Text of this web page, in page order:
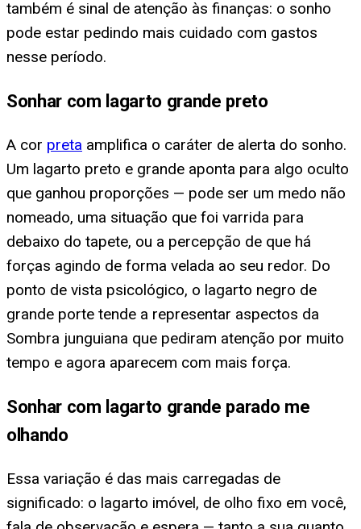
também é sinal de atenção às finanças: o sonho
pode estar pedindo mais cuidado com gastos
nesse período.
Sonhar com lagarto grande preto
A cor preta amplifica o caráter de alerta do sonho.
Um lagarto preto e grande aponta para algo oculto
que ganhou proporções — pode ser um medo não
nomeado, uma situação que foi varrida para
debaixo do tapete, ou a percepção de que há
forças agindo de forma velada ao seu redor. Do
ponto de vista psicológico, o lagarto negro de
grande porte tende a representar aspectos da
Sombra junguiana que pediram atenção por muito
tempo e agora aparecem com mais força.
Sonhar com lagarto grande parado me
olhando
Essa variação é das mais carregadas de
significado: o lagarto imóvel, de olho fixo em você,